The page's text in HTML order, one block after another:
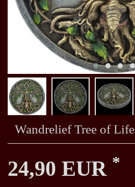
Wandrelief Tree of Life
24,90 EUR *